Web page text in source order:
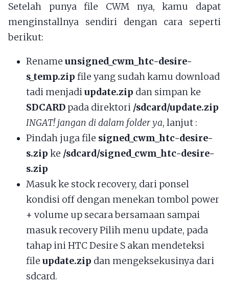
Setelah punya file CWM nya, kamu dapat
menginstallnya sendiri dengan cara seperti
berikut:
Renameunsigned_cwm_htc-desire-
s_temp.zip file yang sudah kamu download
tadi menjadiupdate.zip dan simpan ke
SDCARD pada direktori /sdcard/update.zip
INGAT! jangan di dalam folder ya, lanjut :
Pindah juga file signed_cwm_htc-desire-
s.zip ke /sdcard/signed_cwm_htc-desire-
s.zip
Masuk ke stock recovery, dari ponsel
kondisi off dengan menekan tombol power
+ volume up secara bersamaan sampai
masuk recovery Pilih menu update, pada
tahap ini HTC Desire S akan mendeteksi
fileupdate.zip dan mengeksekusinya dari
sdcard.